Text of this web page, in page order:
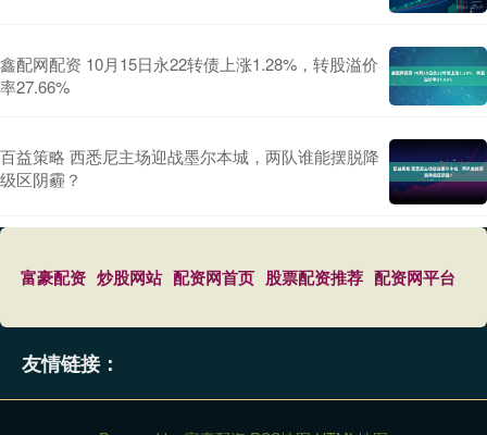
鑫配网配资 10月15日永22转债上涨1.28%，转股溢价
率27.66%
百益策略 西悉尼主场迎战墨尔本城，两队谁能摆脱降
级区阴霾？
富豪配资 炒股网站 配资网首页 股票配资推荐 配资网平台
友情链接：